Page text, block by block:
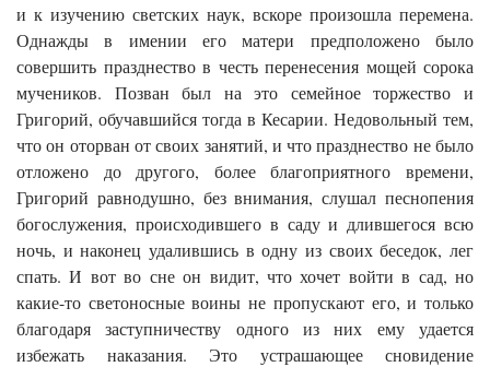
и к изучению светских наук, вскоре произошла перемена.
Однажды в имении его матери предположено было
совершить празднество в честь перенесения мощей сорока
мучеников. Позван был на это семейное торжество и
Григорий, обучавшийся тогда в Кесарии. Недовольный тем,
что он оторван от своих занятий, и что празднество не было
отложено до другого, более благоприятного времени,
Григорий равнодушно, без внимания, слушал песнопения
богослужения, происходившего в саду и длившегося всю
ночь, и наконец удалившись в одну из своих беседок, лег
спать. И вот во сне он видит, что хочет войти в сад, но
какие-то светоносные воины не пропускают его, и только
благодаря заступничеству одного из них ему удается
избежать наказания. Это устрашающее сновидение